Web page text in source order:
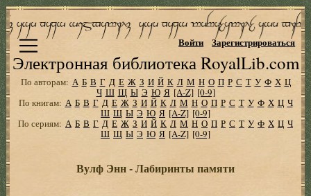
Электронная библиотека RoyalLib.com
Войти Зарегистрироваться
По авторам: А Б В Г Д Е Ж З И Й К Л М Н О П Р С Т У Ф Х Ц
Ч Ш Щ Ы Э Ю Я [A-Z] [0-9]
По книгам: А Б В Г Д Е Ж З И Й К Л М Н О П Р С Т У Ф Х Ц Ч
Ш Щ Ы Э Ю Я [A-Z] [0-9]
По сериям: А Б В Г Д Е Ж З И Й К Л М Н О П Р С Т У Ф Х Ц Ч
Ш Щ Ы Э Ю Я [A-Z] [0-9]
Вулф Энн - Лабиринты памяти